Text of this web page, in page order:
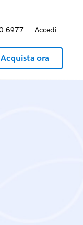
6977 Accedi
Acquista ora